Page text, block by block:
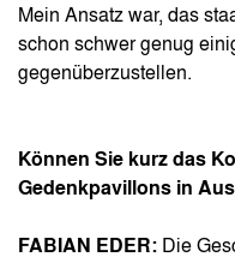
Mein Ansatz war, das
schon schwer genug
gegenüberzustellen.
Können Sie kurz das
Gedenkpavillons in
FABIAN EDER: Die